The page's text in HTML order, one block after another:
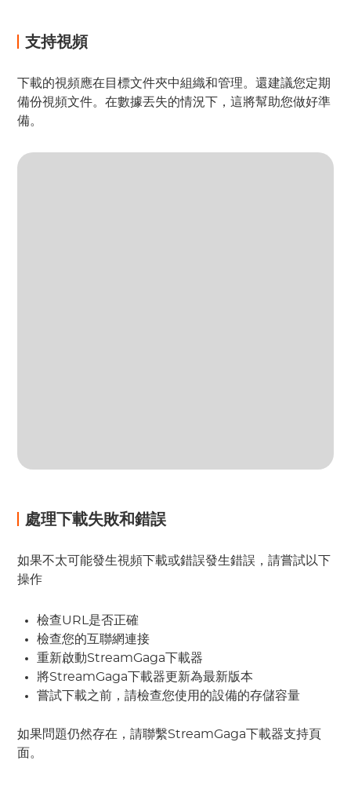
支持視頻
下載的視頻應在目標文件夾中組織和管理。還建議您定期
備份視頻文件。在數據丟失的情況下，這將幫助您做好準
備。
處理下載失敗和錯誤
如果不太可能發生視頻下載或錯誤發生錯誤，請嘗試以下
操作
檢查URL是否正確
檢查您的互聯網連接
重新啟動StreamGaga下載器
將StreamGaga下載器更新為最新版本
嘗試下載之前，請檢查您使用的設備的存儲容量
如果問題仍然存在，請聯繫StreamGaga下載器支持頁
面。